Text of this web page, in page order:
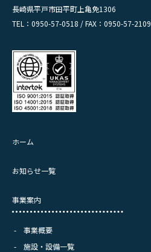
長崎県平戸市田平町上亀免1306
TEL：0950-57-0518 / FAX：0950-57-2109
ホーム
お知らせ一覧
事業案内
事業概要
施設・設備一覧